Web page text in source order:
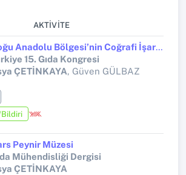
AKTIVITE
Doğu Anadolu Bölgesi’nin Coğrafi İşaretli Peynirleri
15. Gıda Kongresi
ÇETİNKAYA, Güven GÜLBAZ
Peynir Müzesi
Mühendisliği Dergisi
ÇETİNKAYA